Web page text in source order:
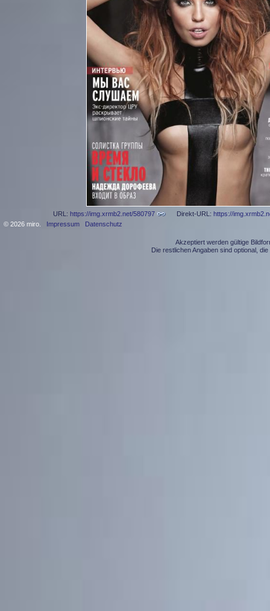
URL: https://img.xrmb2.net/580797 Direkt-URL: https://
© 2026 miro. Impressum Datenschutz
Akzeptiert werden gültige
Die restlichen Angaben sind optional,